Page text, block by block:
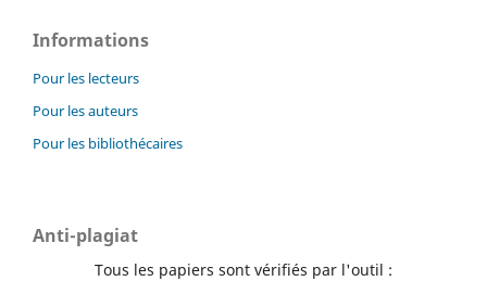
Informations
Pour les lecteurs
Pour les auteurs
Pour les bibliothécaires
Anti-plagiat
Tous les papiers sont vérifiés par l'outil :